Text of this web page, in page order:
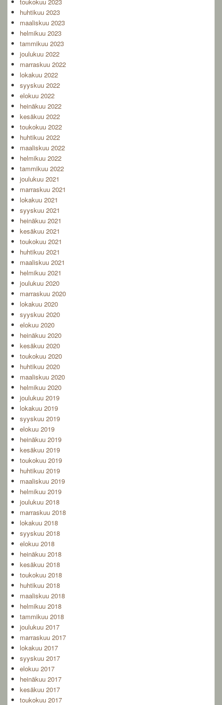
huhtikuu 2023
maaliskuu 2023
helmikuu 2023
tammikuu 2023
joulukuu 2022
marraskuu 2022
lokakuu 2022
syyskuu 2022
elokuu 2022
heinäkuu 2022
kesäkuu 2022
toukokuu 2022
huhtikuu 2022
maaliskuu 2022
helmikuu 2022
tammikuu 2022
joulukuu 2021
marraskuu 2021
lokakuu 2021
syyskuu 2021
heinäkuu 2021
kesäkuu 2021
toukokuu 2021
huhtikuu 2021
maaliskuu 2021
helmikuu 2021
joulukuu 2020
marraskuu 2020
lokakuu 2020
syyskuu 2020
elokuu 2020
heinäkuu 2020
kesäkuu 2020
toukokuu 2020
huhtikuu 2020
maaliskuu 2020
helmikuu 2020
joulukuu 2019
lokakuu 2019
syyskuu 2019
elokuu 2019
heinäkuu 2019
kesäkuu 2019
toukokuu 2019
huhtikuu 2019
maaliskuu 2019
helmikuu 2019
joulukuu 2018
marraskuu 2018
lokakuu 2018
syyskuu 2018
elokuu 2018
heinäkuu 2018
kesäkuu 2018
toukokuu 2018
huhtikuu 2018
maaliskuu 2018
helmikuu 2018
tammikuu 2018
joulukuu 2017
marraskuu 2017
lokakuu 2017
syyskuu 2017
elokuu 2017
heinäkuu 2017
kesäkuu 2017
toukokuu 2017